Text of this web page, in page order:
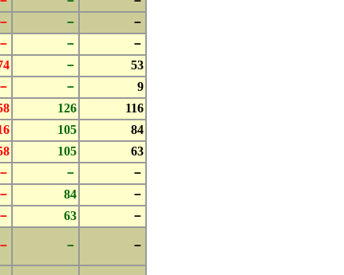
－ － －
－ －
－
－
53
－ － 9
126
116
105
84
105 63
－ －
－
－ 84
－
－ 63 －
－ － －